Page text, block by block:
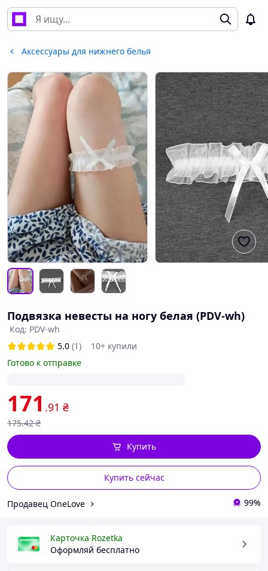
Аксессуары для нижнего белья
Подвязка невесты на ногу белая (PDV-wh)
Код: PDV-wh
5.0 (1)
10+ купили
Готово к отправке
171 .91 ₴
175.42 ₴
Купить сейчас
Купить
Продавец OneLove 99%
Карточка Rozetka
Оформляй бесплатно